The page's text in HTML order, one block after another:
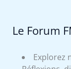
Le Forum
Explorez